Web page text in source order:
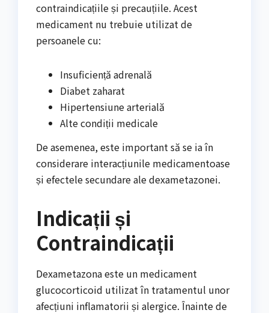
contraindicațiile și precauțiile. Acest
medicament nu trebuie utilizat de
persoanele cu:
Insuficiență adrenală
Diabet zaharat
Hipertensiune arterială
Alte condiții medicale
De asemenea, este important să se ia în
considerare interacțiunile medicamentoase
și efectele secundare ale dexametazonei.
Indicații și
Contraindicații
Dexametazona este un medicament
glucocorticoid utilizat în tratamentul unor
afecțiuni inflamatorii și alergice. Înainte de